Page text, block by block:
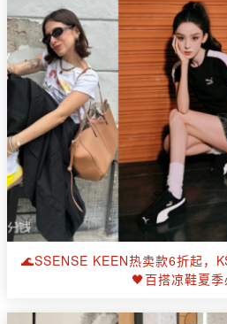
🌊SSENSE KEEN热卖款6折起，
🖤百搭凉鞋夏季